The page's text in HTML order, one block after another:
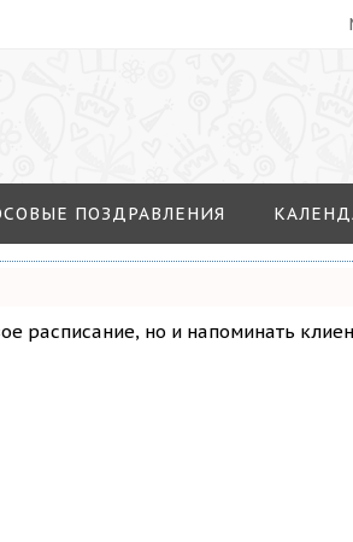
ПОЗДРАВЛЕНИЯ
расписание, но и напоминать